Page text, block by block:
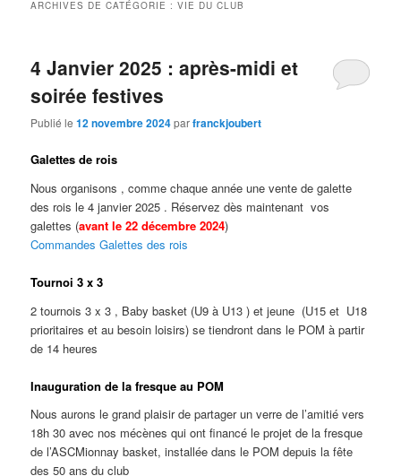
ARCHIVES DE CATÉGORIE :VIE DU CLUB
4 Janvier 2025 : après-midi et
soirée festives
Publié le12 novembre 2024parfranckjoubert
Galettes de rois
Nous organisons , comme chaque année une vente de galette
des rois le 4 janvier 2025 . Réservez dès maintenant vos
galettes (avant le 22 décembre 2024)
Commandes Galettes des rois
Tournoi 3 x 3
2 tournois 3 x 3 , Baby basket (U9 à U13 ) et jeune (U15 et U18
prioritaires et au besoin loisirs) se tiendront dans le POM à partir
de 14 heures
Inauguration de la fresque au POM
Nous aurons le grand plaisir de partager un verre de l’amitié vers
18h 30 avec nos mécènes qui ont financé le projet de la fresque
de l’ASCMionnay basket, installée dans le POM depuis la fête
des 50 ans du club